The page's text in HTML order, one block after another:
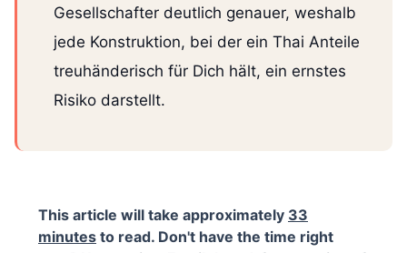
Gesellschafter deutlich genauer, weshalb
jede Konstruktion, bei der ein Thai Anteile
treuhänderisch für Dich hält, ein ernstes
Risiko darstellt.
This article will take approximately 33
minutes to read. Don't have the time right